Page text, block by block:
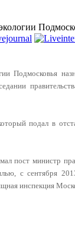
Подмосковья
подал в
пост министр
с сентября
инспекция